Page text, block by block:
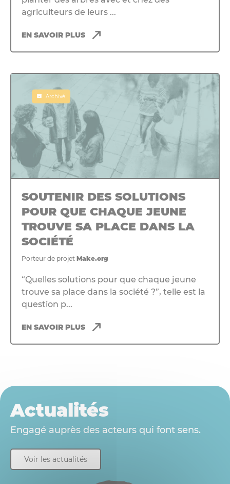
agriculteurs de leurs ...
EN SAVOIR PLUS
Archivé
SOUTENIR DES SOLUTIONS
POUR QUE CHAQUE JEUNE
TROUVE SA PLACE DANS LA
SOCIÉTÉ
Porteur de projet Make.org
“Quelles solutions pour que chaque jeune
trouve sa place dans la société ?”, telle est la
question p...
EN SAVOIR PLUS
Actualités
Engagé auprès des acteurs qui font sens.
Voir les actualités